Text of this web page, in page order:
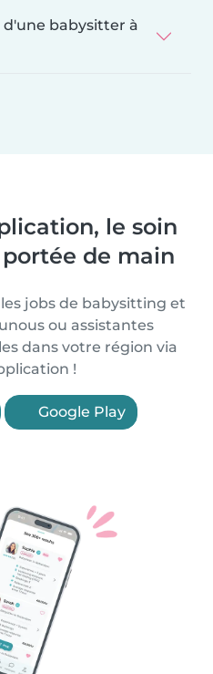
d'une babysitter à
le soin
de main
jobs de babysitting et
ou assistantes
dans votre région via
!
Google Play